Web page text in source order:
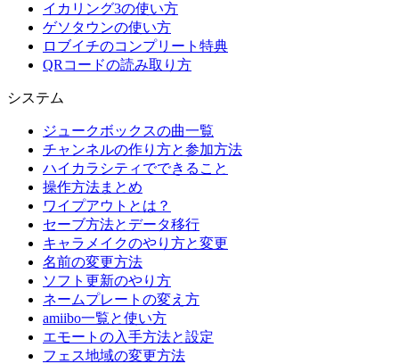
イカリング3の使い方
ゲソタウンの使い方
ロブイチのコンプリート特典
QRコードの読み取り方
システム
ジュークボックスの曲一覧
チャンネルの作り方と参加方法
ハイカラシティでできること
操作方法まとめ
ワイプアウトとは？
セーブ方法とデータ移行
キャラメイクのやり方と変更
名前の変更方法
ソフト更新のやり方
ネームプレートの変え方
amiibo一覧と使い方
エモートの入手方法と設定
フェス地域の変更方法